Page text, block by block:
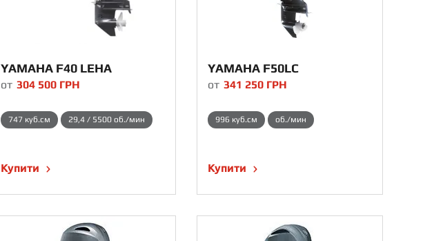
YAMAHA F40 LEHA
от 304 500 ГРН
747 куб.см 29,4 / 5500 об./мин
Купити
YAMAHA F50LC
от 341 250 ГРН
996 куб.см об./мин
Купити